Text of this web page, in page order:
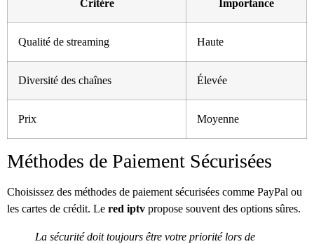
Critère Importance
Qualité de streaming Haute
Diversité des chaînes Élevée
Prix Moyenne
Méthodes de Paiement Sécurisées
Choisissez des méthodes de paiement sécurisées comme PayPal ou
les cartes de crédit. Le red iptv propose souvent des options sûres.
La sécurité doit toujours être votre priorité lors de